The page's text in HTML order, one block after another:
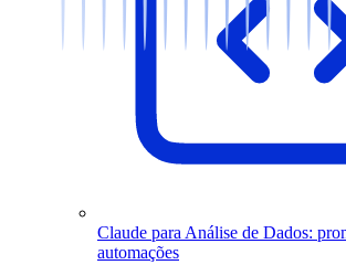
Claude para Análise de Dados:
automações